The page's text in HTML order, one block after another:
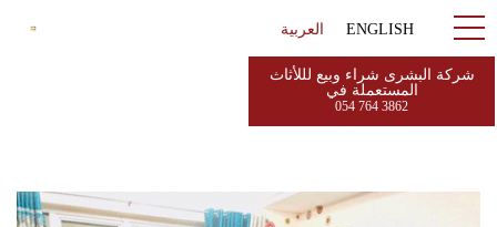
العربية ENGLISH
شركة البشرى شراء وبيع لللأثاث
المستعملة في
054 764 3862